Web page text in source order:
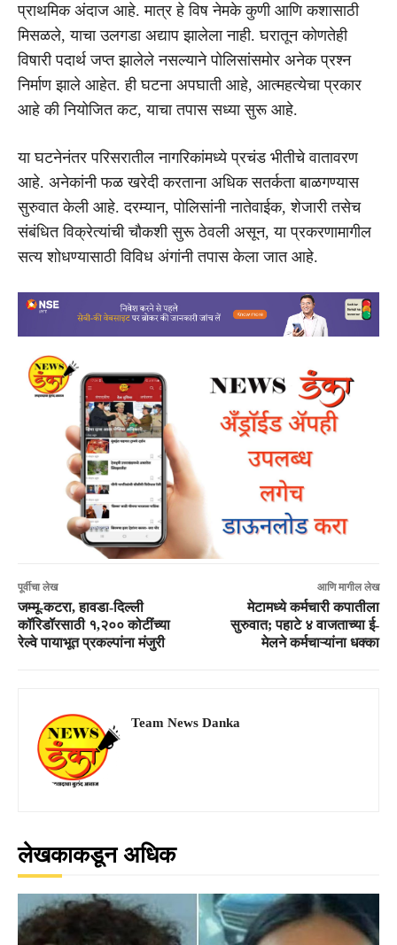
प्राथमिक अंदाज आहे. मात्र हे विष नेमके कुणी आणि कशासाठी
मिसळले, याचा उलगडा अद्याप झालेला नाही. घरातून कोणतेही
विषारी पदार्थ जप्त झालेले नसल्याने पोलिसांसमोर अनेक प्रश्न
निर्माण झाले आहेत. ही घटना अपघाती आहे, आत्महत्येचा प्रकार
आहे की नियोजित कट, याचा तपास सध्या सुरू आहे.
या घटनेनंतर परिसरातील नागरिकांमध्ये प्रचंड भीतीचे वातावरण
आहे. अनेकांनी फळ खरेदी करताना अधिक सतर्कता बाळगण्यास
सुरुवात केली आहे. दरम्यान, पोलिसांनी नातेवाईक, शेजारी तसेच
संबंधित विक्रेत्यांची चौकशी सुरू ठेवली असून, या प्रकरणामागील
सत्य शोधण्यासाठी विविध अंगांनी तपास केला जात आहे.
पूर्वीचा लेख
जम्मू-कटरा, हावडा-दिल्ली
कॉरिडॉरसाठी १,२०० कोटींच्या
रेल्वे पायाभूत प्रकल्पांना मंजुरी
आणि मागील लेख
मेटामध्ये कर्मचारी कपातीला
सुरुवात; पहाटे ४ वाजताच्या ई-
मेलने कर्मचाऱ्यांना धक्का
Team News Danka
लेखकाकडून अधिक